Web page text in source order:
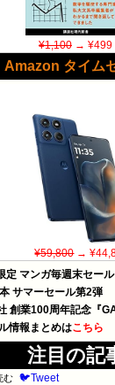
¥1,100→ ¥499
Amazon タイム
¥59,800→
定 マンガ毎週末セー
サマーセール第2弾
創業100周年記念『
情報まとめはこちら
注目の記
む 🐦Tweet